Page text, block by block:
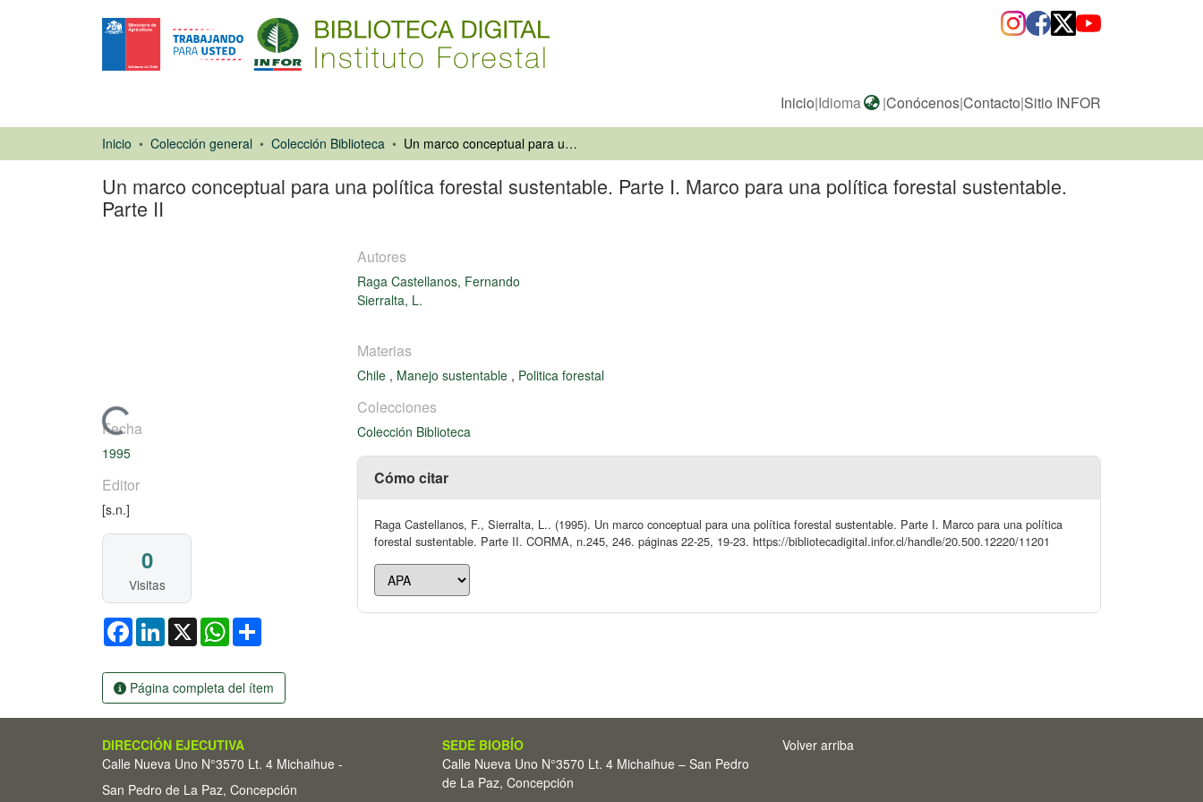
Inicio|Idioma |Conócenos|Contacto|Sitio INFOR
Inicio Colección general Colección Biblioteca Un marco conceptual para una política forestal sustentable. Parte I. Marco para una política forestal sustentable. Parte II
Un marco conceptual para una política forestal sustentable. Parte I. Marco para una política forestal sustentable.
Parte II
Cargando...
Fecha
1995
Editor
[s.n.]
0
Visitas
FacebookLinkedIn
X WhatsApp
Página completa del ítem
Autores
Raga Castellanos, Fernando
Sierralta, L.
Materias
Chile , Manejo sustentable , Politica forestal
Colecciones
Colección Biblioteca
Cómo citar
Raga Castellanos, F., Sierralta, L.. (1995). Un marco conceptual para una política forestal sustentable. Parte I. Marco para una política
forestal sustentable. Parte II. CORMA, n.245, 246. páginas 22-25, 19-23. https://bibliotecadigital.infor.cl/handle/20.500.12220/11201
DIRECCIÓN EJECUTIVA
Calle Nueva Uno N°3570 Lt. 4 Michaihue -
San Pedro de La Paz, Concepción
SEDE BIOBÍO
Calle Nueva Uno N°3570 Lt. 4 Michaihue – San Pedro
de La Paz, Concepción
Volver arriba